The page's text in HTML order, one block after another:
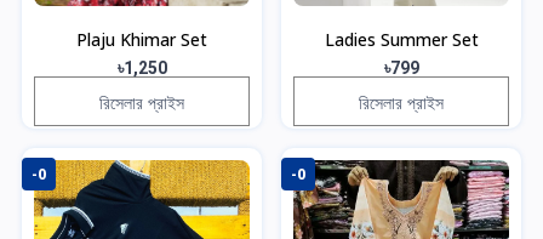
Plaju Khimar Set
৳1,250
রিসেলার প্রাইস
Ladies Summer Set
৳799
রিসেলার প্রাইস
-0 -0